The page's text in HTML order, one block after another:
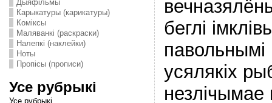
Дыяфільмы
Карыкатуры (карикатуры)
Комiксы
Маляванкі (раскраски)
Налепкі (наклейки)
Ноты
Пропісы (прописи)
Усе рубрыкі
Усе рубрыкі
беглi
павольнымi
усялякiх
незлiчымае